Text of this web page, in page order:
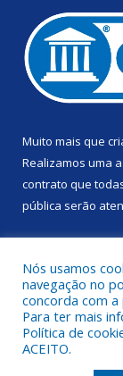
Muito mais que
Realizamos uma
contrato que
pública serão
Todos os
Nós usamos
navegação no
concorda com
Para ter mais
Política de
ACEITO.